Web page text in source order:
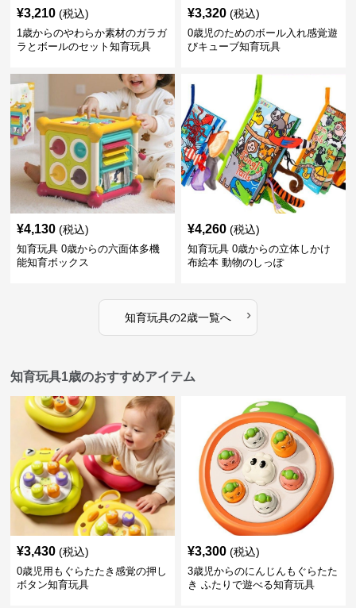
¥3,210 (税込)
1歳からのやわらか素材のガラガ
ラとボールのセット知育玩具
¥3,320 (税込)
0歳児のためのボール入れ感覚遊
びキューブ知育玩具
¥4,130 (税込)
知育玩具 0歳からの六面体多機
能知育ボックス
¥4,260 (税込)
知育玩具 0歳からの立体しかけ
布絵本 動物のしっぽ
知育玩具の2歳一覧へ ›
知育玩具1歳のおすすめアイテム
¥3,430 (税込)
0歳児用もぐらたたき感覚の押し
ボタン知育玩具
¥3,300 (税込)
3歳児からのにんじんもぐらたた
き ふたりで遊べる知育玩具